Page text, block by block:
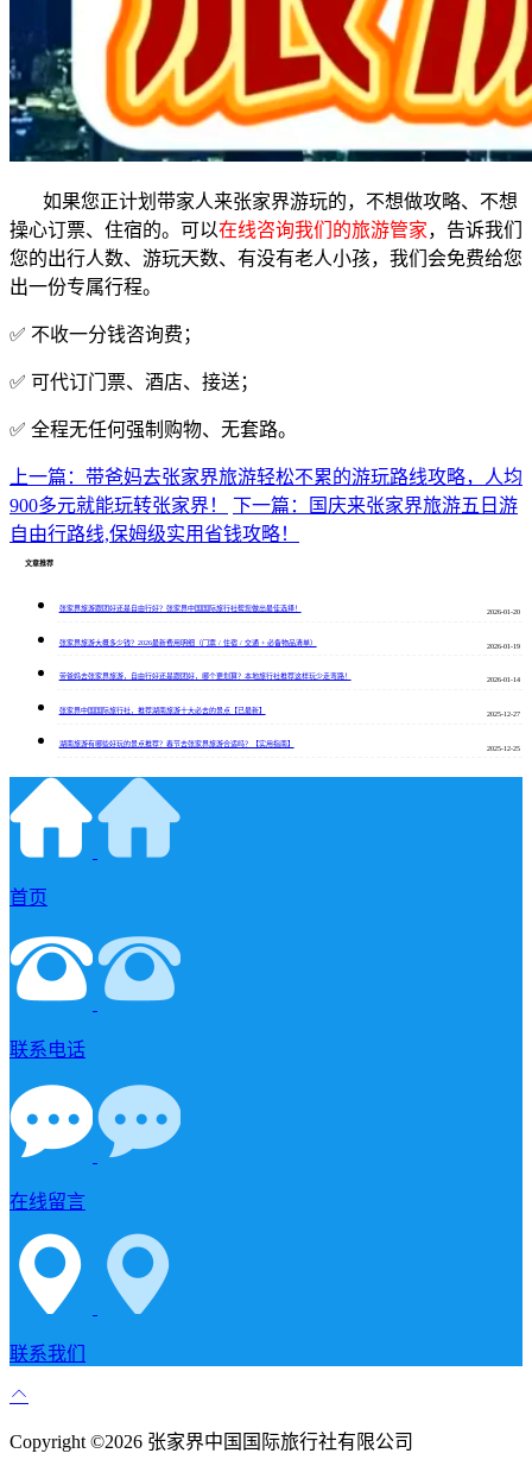
如果您正计划带家人来张家界游玩的，不想做攻略、不想
操心订票、住宿的。可以在线咨询我们的旅游管家，告诉我们
您的出行人数、游玩天数、有没有老人小孩，我们会免费给您
出一份专属行程。
✅ 不收一分钱咨询费；
✅ 可代订门票、酒店、接送；
✅ 全程无任何强制购物、无套路。
上一篇：带爸妈去张家界旅游轻松不累的游玩路线攻略，人均
900多元就能玩转张家界！
下一篇：国庆来张家界旅游五日游
自由行路线,保姆级实用省钱攻略！
文章推荐
张家界旅游跟团好还是自由行好？张家界中国国际旅行社帮您做出最佳选择！
2026-01-20
张家界旅游大概多少钱？2026最新费用明细（门票 / 住宿 / 交通 + 必备物品清单）
2026-01-19
带爸妈去张家界旅游，自由行好还是跟团好，哪个更划算？本地旅行社推荐这样玩少走弯路！
2026-01-14
张家界中国国际旅行社，推荐湖南旅游十大必去的景点【已最新】
2025-12-27
湖南旅游有哪些好玩的景点推荐？春节去张家界旅游合适吗？【实用指南】
2025-12-25
首页
联系电话
在线留言
联系我们
Copyright ©2026 张家界中国国际旅行社有限公司